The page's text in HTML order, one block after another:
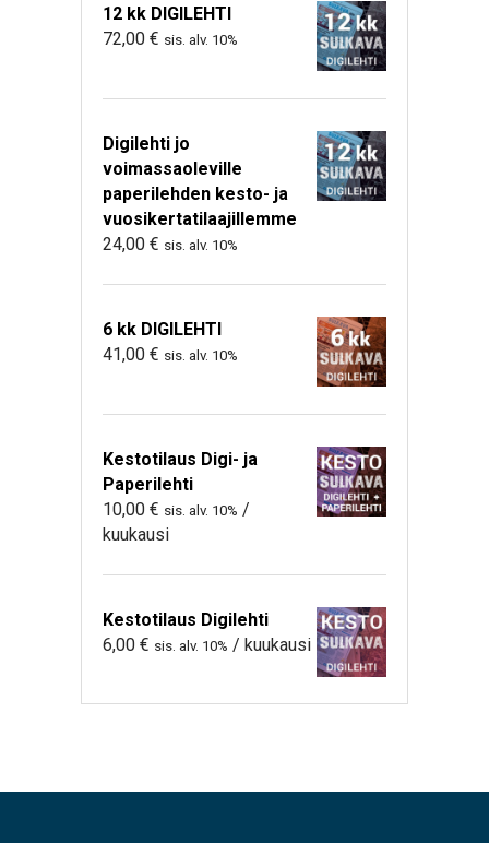
12 kk DIGILEHTI
72,00 € sis. alv. 10%
Digilehti jo
voimassaoleville
paperilehden kesto- ja
vuosikertatilaajillemme
24,00 € sis. alv. 10%
6 kk DIGILEHTI
41,00 € sis. alv. 10%
Kestotilaus Digi- ja
Paperilehti
10,00 € sis. alv. 10% /
kuukausi
Kestotilaus Digilehti
6,00 € sis. alv. 10% / kuukausi